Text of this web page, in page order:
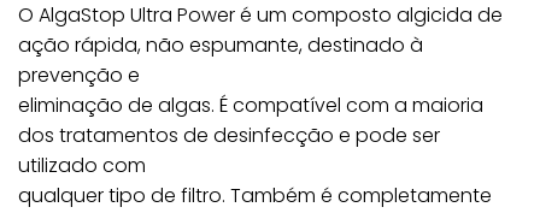
O AlgaStop Ultra Power é um composto algicida de
ação rápida, não espumante, destinado à
prevenção e
eliminação de algas. É compatível com a maioria
dos tratamentos de desinfecção e pode ser
utilizado com
qualquer tipo de filtro. Também é completamente
Peso 1 kg